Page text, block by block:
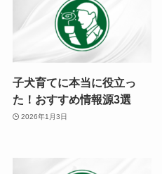
子犬育てに本当に役立っ
た！おすすめ情報源3選
2026年1月3日